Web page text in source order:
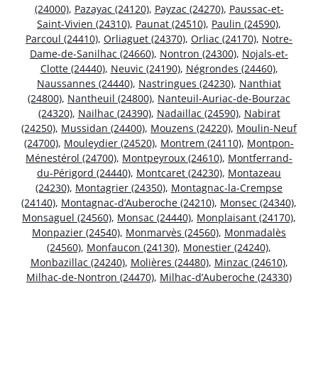
(24000), Pazayac (24120), Payzac (24270), Paussac-et-
Saint-Vivien (24310), Paunat (24510), Paulin (24590),
Parcoul (24410), Orliaguet (24370), Orliac (24170), Notre-
Dame-de-Sanilhac (24660), Nontron (24300), Nojals-et-
Clotte (24440), Neuvic (24190), Négrondes (24460),
Naussannes (24440), Nastringues (24230), Nanthiat
(24800), Nantheuil (24800), Nanteuil-Auriac-de-Bourzac
(24320), Nailhac (24390), Nadaillac (24590), Nabirat
(24250), Mussidan (24400), Mouzens (24220), Moulin-Neuf
(24700), Mouleydier (24520), Montrem (24110), Montpon-
Ménestérol (24700), Montpeyroux (24610), Montferrand-
du-Périgord (24440), Montcaret (24230), Montazeau
(24230), Montagrier (24350), Montagnac-la-Crempse
(24140), Montagnac-d’Auberoche (24210), Monsec (24340),
Monsaguel (24560), Monsac (24440), Monplaisant (24170),
Monpazier (24540), Monmarvès (24560), Monmadalès
(24560), Monfaucon (24130), Monestier (24240),
Monbazillac (24240), Molières (24480), Minzac (24610),
Milhac-de-Nontron (24470), Milhac-d’Auberoche (24330)